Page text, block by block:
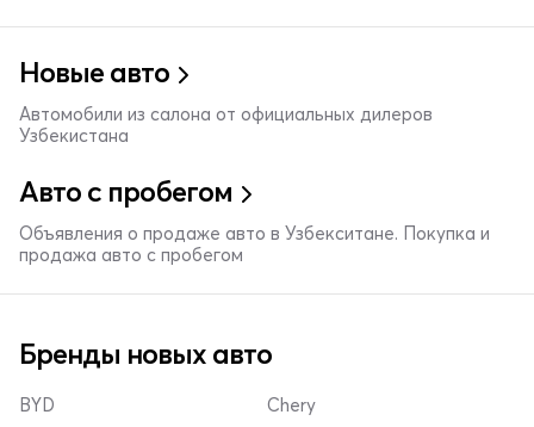
Новые авто
Автомобили из салона от официальных дилеров
Узбекистана
Авто с пробегом
Объявления о продаже авто в Узбекситане. Покупка и
продажа авто с пробегом
Бренды новых авто
BYD Chery